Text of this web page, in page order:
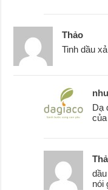
Thảo
Tinh dầu
Dạ
nói